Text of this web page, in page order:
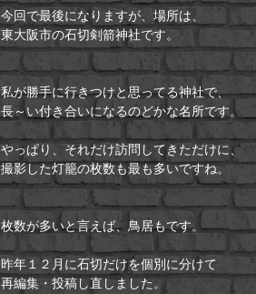
今回で最後になりますが、場所は、
東大阪市の石切剣箭神社です。
私が勝手に行きつけと思ってる神社で、
長～い付き合いになるのどかな名所です。
やっぱり、それだけ訪問してきただけに、
撮影した灯籠の枚数も最も多いですね。
枚数が多いと言えば、鳥居もです。
昨年１２月に石切だけを個別に分けて
再編集・投稿し直しました。